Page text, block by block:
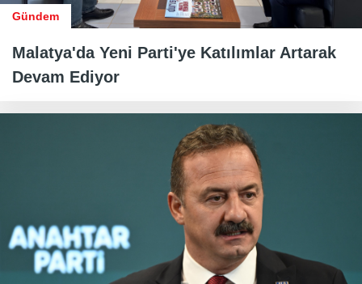
Gündem
Malatya'da Yeni Parti'ye Katılımlar Artarak
Devam Ediyor